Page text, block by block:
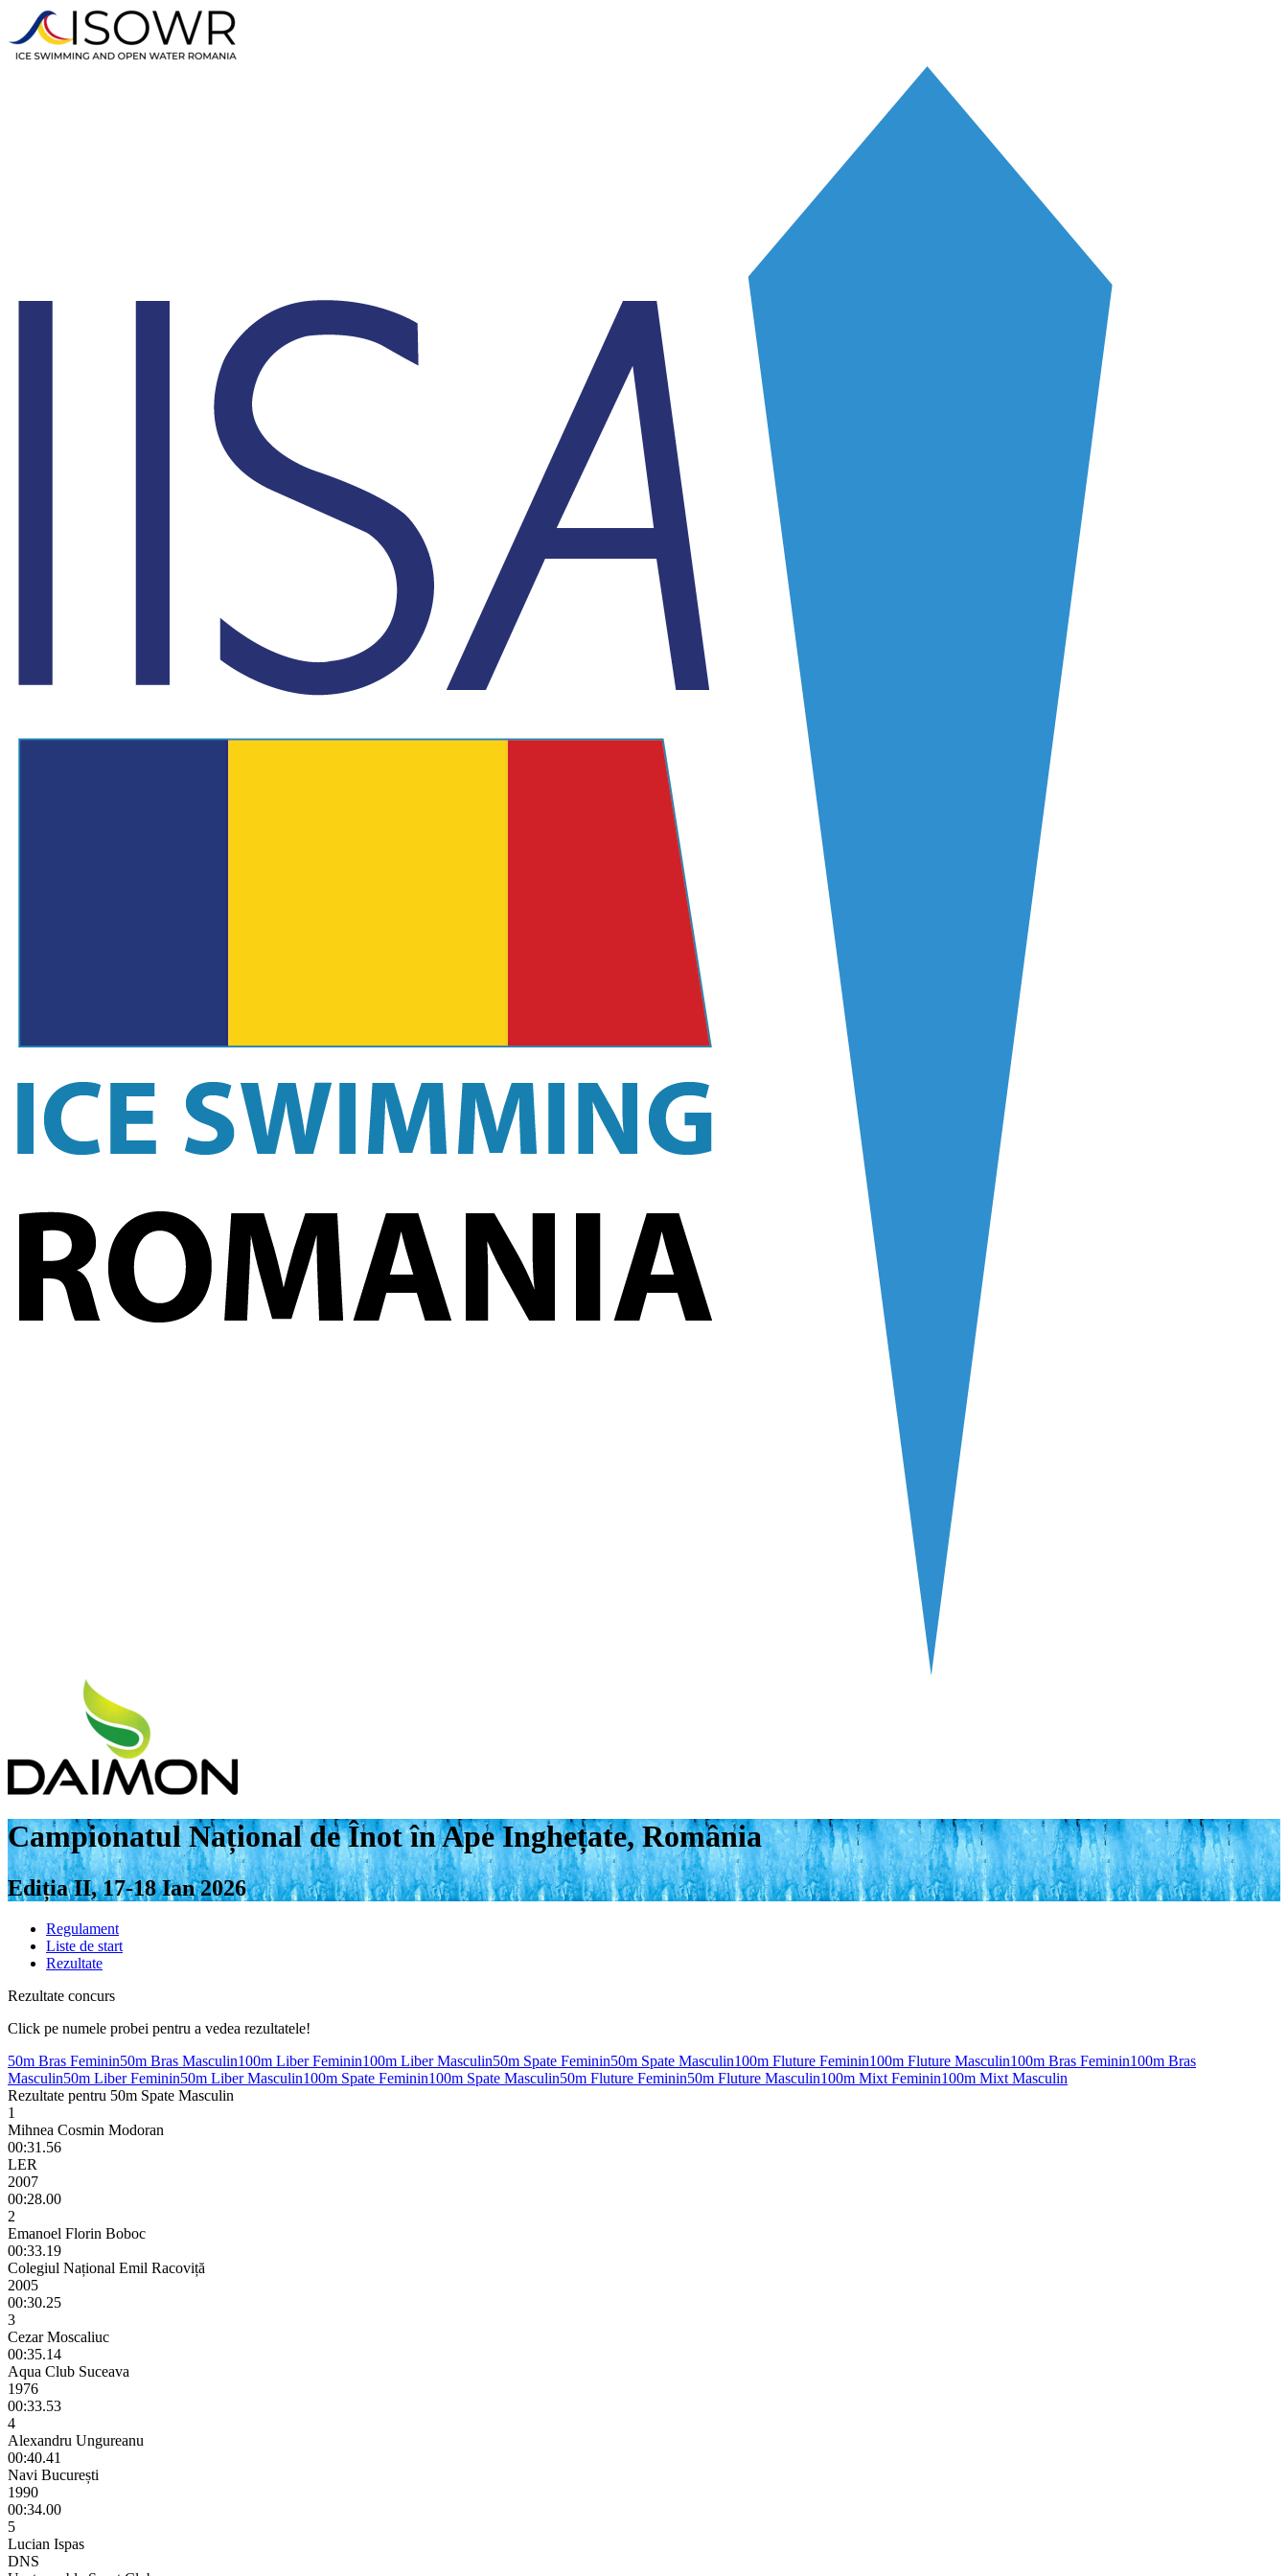
Campionatul Național de Înot în Ape Inghețate, România
Ediția II, 17-18 Ian 2026
Regulament
Liste de start
Rezultate
Rezultate concurs
Click pe numele probei pentru a vedea rezultatele!
50m Bras Feminin50m Bras Masculin100m Liber Feminin100m Liber Masculin50m Spate Feminin50m Spate Masculin100m Fluture Feminin100m Fluture Masculin100m Bras Feminin100m Bras
Masculin50m Liber Feminin50m Liber Masculin100m Spate Feminin100m Spate Masculin50m Fluture Feminin50m Fluture Masculin100m Mixt Feminin100m Mixt Masculin
Rezultate pentru 50m Spate Masculin
1
Mihnea Cosmin Modoran
00:31.56
LER
2007
00:28.00
2
Emanoel Florin Boboc
00:33.19
Colegiul Național Emil Racoviță
2005
00:30.25
3
Cezar Moscaliuc
00:35.14
Aqua Club Suceava
1976
00:33.53
4
Alexandru Ungureanu
00:40.41
Navi București
1990
00:34.00
5
Lucian Ispas
DNS